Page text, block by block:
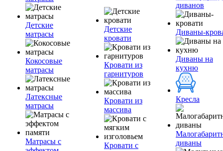
Детские
матрасы
Кокосовые
матрасы
Латексные
матрасы
Матрасы с
Детские
кровати
Кровати из
гарнитуров
Кровати из
массива
Кровати с
диванов
Диваны-
Диваны на
кухню
Кресла
диваны